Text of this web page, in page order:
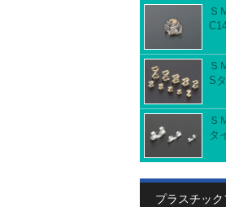
Ｓ
Ｓ
S
Ｓ
タ
プラスチッ